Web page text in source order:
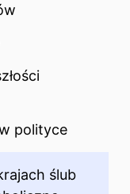
polityce
ślub